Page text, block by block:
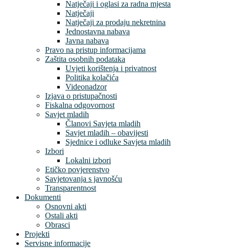
Natječaji i oglasi za radna mjesta
Natječaji
Natječaji za prodaju nekretnina
Jednostavna nabava
Javna nabava
Pravo na pristup informacijama
Zaštita osobnih podataka
Uvjeti korištenja i privatnost
Politika kolačića
Videonadzor
Izjava o pristupačnosti
Fiskalna odgovornost
Savjet mladih
Članovi Savjeta mladih
Savjet mladih – obavijesti
Sjednice i odluke Savjeta mladih
Izbori
Lokalni izbori
Etičko povjerenstvo
Savjetovanja s javnošću
Transparentnost
Dokumenti
Osnovni akti
Ostali akti
Obrasci
Projekti
Servisne informacije